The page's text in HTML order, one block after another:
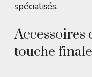
spécialisés.
Accessoires
touche finale